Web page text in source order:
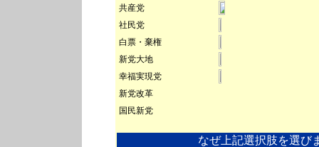
共産党
社民党
白票・棄権
新党大地
幸福実現党
新党改革
国民新党
なぜ上記選択肢を選び